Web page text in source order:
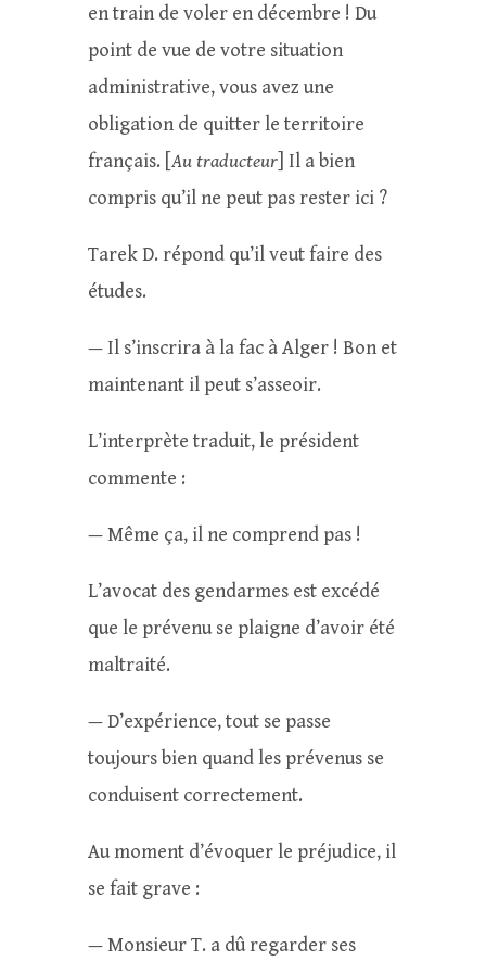
en train de voler en décembre ! Du
point de vue de votre situation
administrative, vous avez une
obligation de quitter le territoire
français. [Autraducteur] Il a bien
compris qu’il ne peut pas rester ici ?
Tarek D. répond qu’il veut faire des
études.
— Il s’inscrira à la fac à Alger ! Bon et
maintenant il peut s’asseoir.
L’interprète traduit, le président
commente :
— Même ça, il ne comprend pas !
L’avocat des gendarmes est excédé
que le prévenu se plaigne d’avoir été
maltraité.
— D’expérience, tout se passe
toujours bien quand les prévenus se
conduisent correctement.
Au moment d’évoquer le préjudice, il
se fait grave :
— Monsieur T. a dû regarder ses